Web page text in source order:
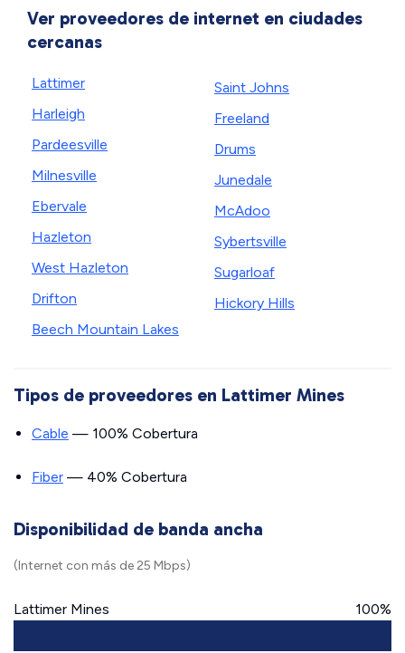
Ver proveedores de internet en ciudades
cercanas
Lattimer
Harleigh
Pardeesville
Milnesville
Ebervale
Hazleton
West Hazleton
Drifton
Beech Mountain Lakes
Saint Johns
Freeland
Drums
Junedale
McAdoo
Sybertsville
Sugarloaf
Hickory Hills
Tipos de proveedores en Lattimer Mines
Cable — 100% Cobertura
Fiber — 40% Cobertura
Disponibilidad de banda ancha
(Internet con más de 25 Mbps)
Lattimer Mines 100%